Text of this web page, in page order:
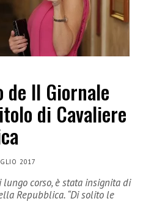
de Il Giornale
di Cavaliere
2017
lungo corso, è stata insignita di
Repubblica. “Di solito le